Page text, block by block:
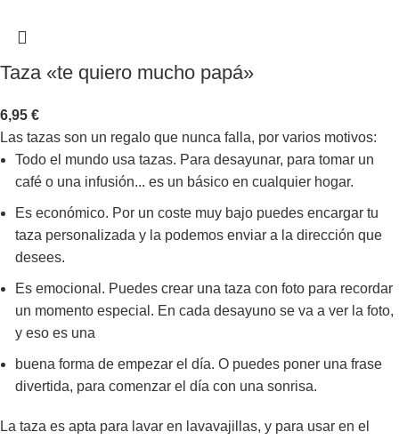
Taza «te quiero mucho papá»
6,95 €
Las tazas son un regalo que nunca falla, por varios motivos:
Todo el mundo usa tazas. Para desayunar, para tomar un
café o una infusión... es un básico en cualquier hogar.
Es económico. Por un coste muy bajo puedes encargar tu
taza personalizada y la podemos enviar a la dirección que
desees.
Es emocional. Puedes crear una taza con foto para recordar
un momento especial. En cada desayuno se va a ver la foto,
y eso es una
buena forma de empezar el día. O puedes poner una frase
divertida, para comenzar el día con una sonrisa.
La taza es apta para lavar en lavavajillas, y para usar en el